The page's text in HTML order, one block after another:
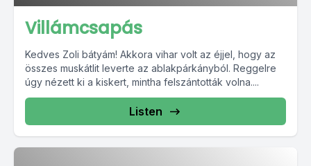
Villámcsapás
Kedves Zoli bátyám! Akkora vihar volt az éjjel, hogy az
összes muskátlit leverte az ablakpárkányból. Reggelre
úgy nézett ki a kiskert, mintha felszántották volna....
Listen